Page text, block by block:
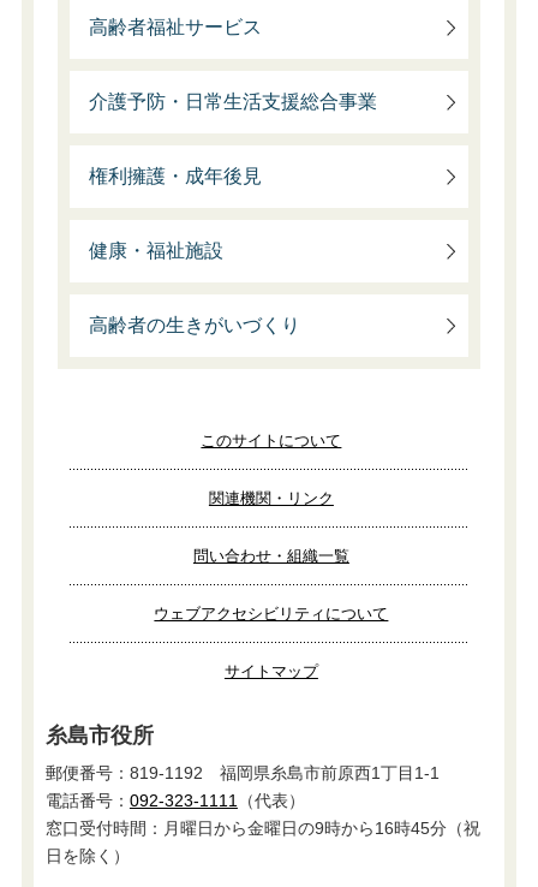
高齢者福祉サービス
介護予防・日常生活支援総合事業
権利擁護・成年後見
健康・福祉施設
高齢者の生きがいづくり
このサイトについて
関連機関・リンク
問い合わせ・組織一覧
ウェブアクセシビリティについて
サイトマップ
糸島市役所
郵便番号：819-1192 福岡県糸島市前原西1丁目1-1
電話番号： 092-323-1111
（代表）
窓口受付時間：月曜日から金曜日の9時から16時45分（祝
日を除く）